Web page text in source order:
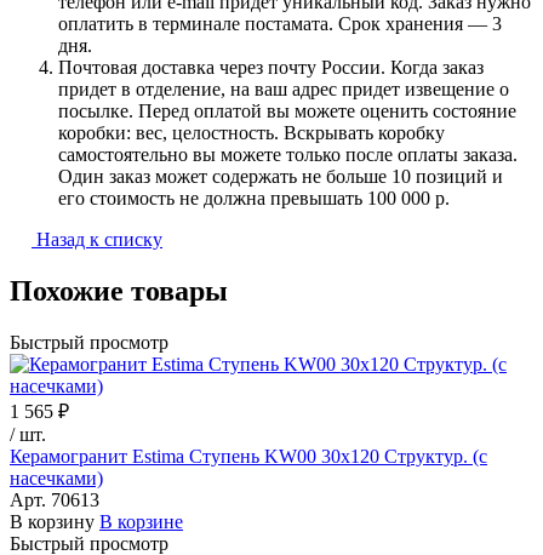
оплатить в терминале постамата. Срок хранения — 3
дня.
Почтовая доставка через почту России. Когда заказ
придет в отделение, на ваш адрес придет извещение о
посылке. Перед оплатой вы можете оценить состояние
коробки: вес, целостность. Вскрывать коробку
самостоятельно вы можете только после оплаты заказа.
Один заказ может содержать не больше 10 позиций и
его стоимость не должна превышать 100 000 р.
Назад к списку
Похожие товары
Быстрый просмотр
1 565 ₽
/ шт.
Керамогранит Estima Ступень KW00 30x120 Структур. (с
насечками)
Арт. 70613
В корзину В корзине
Быстрый просмотр